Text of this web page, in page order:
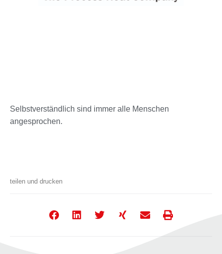
Selbstverständlich sind immer alle Menschen
angesprochen.
teilen und drucken